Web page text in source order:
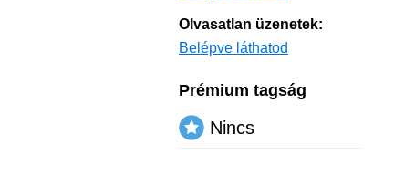
Olvasatlan üzenetek:
Belépve láthatod
Prémium tagság
Nincs